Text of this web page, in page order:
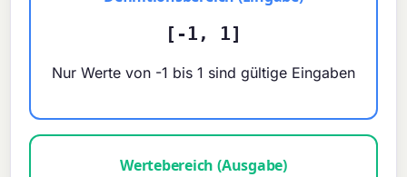
[-1, 1]
Nur Werte von -1 bis 1 sind gültige Eingaben
Wertebereich (Ausgabe)